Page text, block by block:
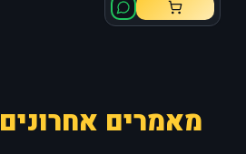
מאמרים אחרונים